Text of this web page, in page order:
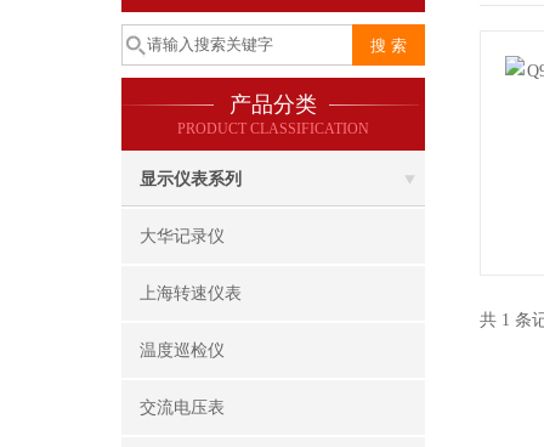
产品分类
PRODUCT CLASSIFICATION
显示仪表系列
大华记录仪
上海转速仪表
温度巡检仪
交流电压表
共 1 条